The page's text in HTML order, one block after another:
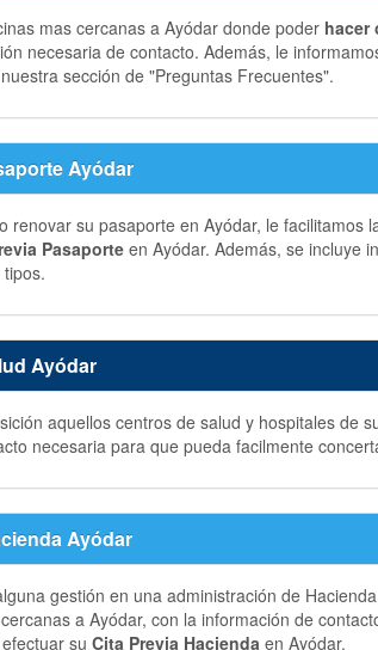
mas cercanas a Ayódar donde poder hacer
necesaria de contacto. Además, le
sección de "Preguntas Frecuentes".
Ayódar
renovar su pasaporte en Ayódar, le facilitamos
Pasaporte en Ayódar. Además, se incluye
Ayódar
aquellos centros de salud y hospitales de
necesaria para que pueda facilmente
Ayódar
gestión en una administración de
a Ayódar, con la información de
su Cita Previa Hacienda en Ayódar.